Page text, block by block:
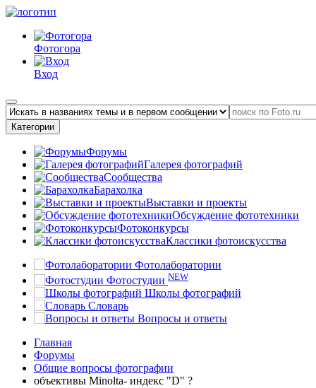
Фотогора
Вход
Категории
Форумы
Галерея фотографий
Сообщества
Барахолка
Выставки и проекты
Обсуждение фототехники
Фотоконкурсы
Классики фотоискусства
Фотолаборатории
Фотостудии NEW
Школы фотографий
Словарь
Вопросы и ответы
Главная
Форумы
Общие вопросы фотографии
объективы Minolta- индекс "D" ?